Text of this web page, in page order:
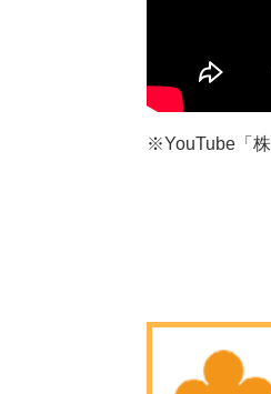
※YouTube「